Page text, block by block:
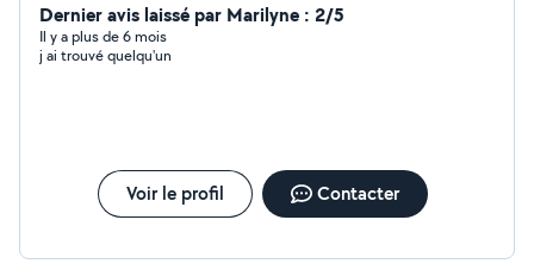
Dernier avis laissé par Marilyne : 2/5
Il y a plus de 6 mois
j ai trouvé quelqu'un
Voir le profil Contacter